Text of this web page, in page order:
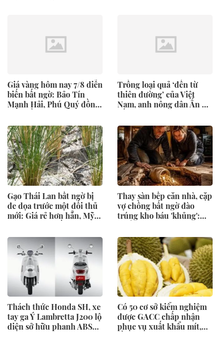
Giá vàng hôm nay 7/8 diễn
biến bất ngờ: Bảo Tín
Mạnh Hải, Phú Quý đồng
Trồng loại quả ‘đến từ
thiên đường’ của Việt
Nam, anh nông dân Ấn Độ
hạt giống cũng kiếm bộn
tiền
Gạo Thái Lan bất ngờ bị
đe dọa trước một đối thủ
mới: Giá rẻ hơn hẳn, Mỹ
Thay sàn bếp căn nhà, cặp
vợ chồng bất ngờ đào
trúng kho báu 'khủng':
được đấu giá gần 27 tỷ
đồng
Thách thức Honda SH, xe
tay ga Ý Lambretta J200 lộ
diện sở hữu phanh ABS
Có 50 cơ sở kiểm nghiệm
được GACC chấp nhận
phục vụ xuất khẩu mít,